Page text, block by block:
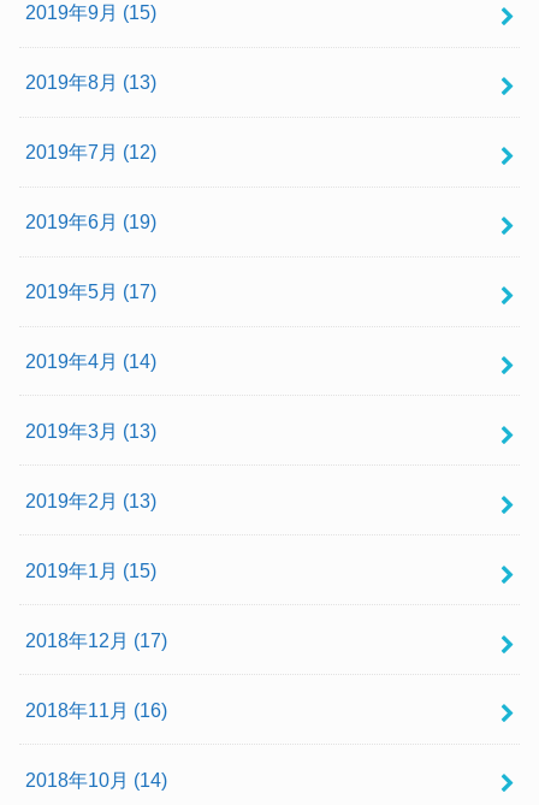
2019年9月 (15)
2019年8月 (13)
2019年7月 (12)
2019年6月 (19)
2019年5月 (17)
2019年4月 (14)
2019年3月 (13)
2019年2月 (13)
2019年1月 (15)
2018年12月 (17)
2018年11月 (16)
2018年10月 (14)